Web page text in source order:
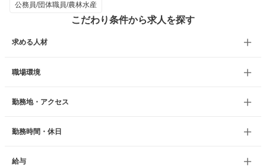
公務員/団体職員/農林水産
こだわり条件から求人を探す
求める人材
職場環境
勤務地・アクセス
勤務時間・休日
給与